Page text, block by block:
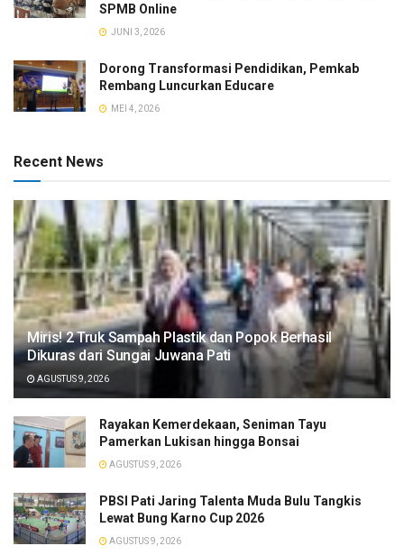
SPMB Online
JUNI 3, 2026
Dorong Transformasi Pendidikan, Pemkab
Rembang Luncurkan Educare
MEI 4, 2026
Recent News
​Miris! 2 Truk Sampah Plastik dan Popok Berhasil
Dikuras dari Sungai Juwana Pati
AGUSTUS 9, 2026
Rayakan Kemerdekaan, Seniman Tayu
Pamerkan Lukisan hingga Bonsai
AGUSTUS 9, 2026
PBSI Pati Jaring Talenta Muda Bulu Tangkis
Lewat Bung Karno Cup 2026
AGUSTUS 9, 2026